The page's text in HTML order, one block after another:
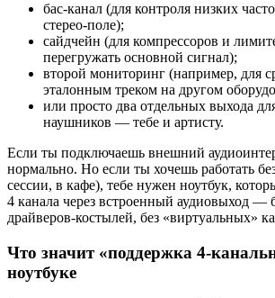
бас-канал (для контроля низких
стерео-поле);
сайдчейн (для компрессоров и
перегружать основной сигнал);
второй мониторинг (например, для
эталонным треком на другом
или просто два отдельных выхода
наушников — тебе и артисту.
Если ты подключаешь внешний
нормально. Но если ты хочешь работать
сессии, в кафе), тебе нужен ноутбук,
4 канала через встроенный аудиовыход —
драйверов-костылей, без «виртуальных»
Что значит «поддержка 4-
ноутбуке